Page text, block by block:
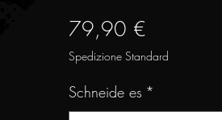
79,90 €Preis
Spedizione Standard
Schneide es *